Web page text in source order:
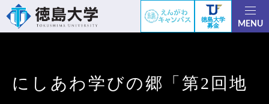
徳島大学
募金
MENU
にしあわ学びの郷「第2回地